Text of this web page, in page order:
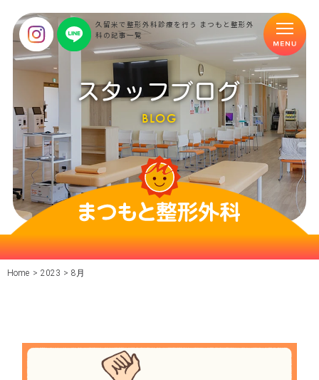
久留米で整形外科診療を行う まつもと整形外
科の記事一覧
スタッフブログ
BLOG
Home > 2023 > 8月